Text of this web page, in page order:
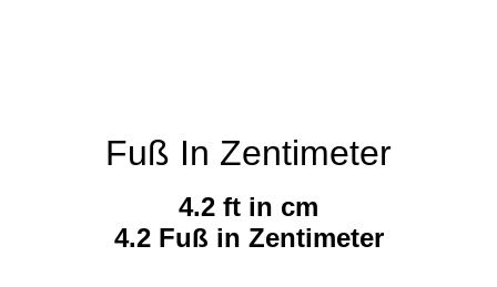
Fuß In Zentimeter
4.2 ft in cm
4.2 Fuß in Zentimeter